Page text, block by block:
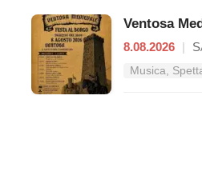
8.08.2026 |